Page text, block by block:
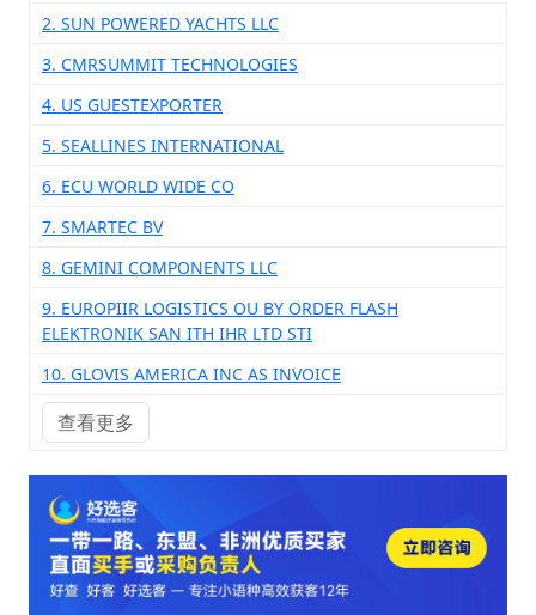
2. SUN POWERED YACHTS LLC
3. CMRSUMMIT TECHNOLOGIES
4. US GUESTEXPORTER
5. SEALLINES INTERNATIONAL
6. ECU WORLD WIDE CO
7. SMARTEC BV
8. GEMINI COMPONENTS LLC
9. EUROPIIR LOGISTICS OU BY ORDER FLASH
ELEKTRONIK SAN ITH IHR LTD STI
10. GLOVIS AMERICA INC AS INVOICE
查看更多